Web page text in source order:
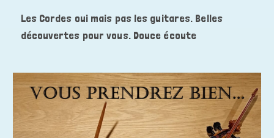
Les Cordes oui mais pas les guitares. Belles
découvertes pour vous. Douce écoute